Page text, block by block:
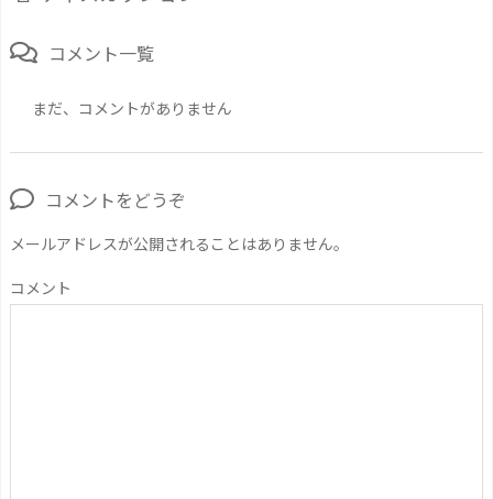
コメント一覧
まだ、コメントがありません
コメントをどうぞ
メールアドレスが公開されることはありません。
コメント